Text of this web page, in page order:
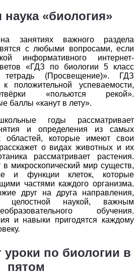
5 6 7 8 9 10
Информатика
5 6 7 8 9 10
11
История
5 6 7 8 9
11
5 6 7 8 9 10
11
5 6 7 8 9 10
11
язык
5 6 8 9
11
ОБЖ
6 7
«биология»
на занятиях важного раздела
с любыми вопросами, если
информативного интернет-
«ГДЗ по биологии 5 класс
тетрадь (Просвещение)». ГДЗ
положительной успеваемости,
«польются рекой».
баллы «канут в лету».
годы рассматривает
и определения из самых
областей, которые имеют свои
о видах животных и их
рассматривает растения.
в микроскопический мир существ,
и функции клеток, которые
частями каждого организма.
друг на друга направления,
целостной наукой, важным
обучения.
и навыки пригодятся каждому
уроки по биологии в
пятом